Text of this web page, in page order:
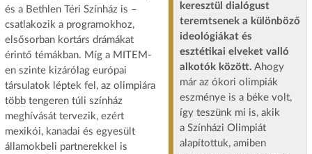
keresztül dialógust
teremtsenek a különböző
ideológiákat és
esztétikai elveket valló
alkotók között. Ahogy
már az ókori olimpiák
eszménye is a béke volt,
így teszünk mi is, akik
a Színházi Olimpiát
alapítottuk, amiben
és a Bethlen Téri Színház is –
csatlakozik a programokhoz,
elsősorban kortárs drámákat
érintő témákban. Míg a MITEM-
en szinte kizárólag európai
társulatok léptek fel, az olimpiára
több tengeren túli színház
meghívását tervezik, ezért
mexikói, kanadai és egyesült
államokbeli partnerekkel is